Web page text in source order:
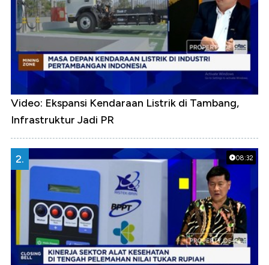
Video: Ekspansi Kendaraan Listrik di Tambang,
Infrastruktur Jadi PR
08:32
2.